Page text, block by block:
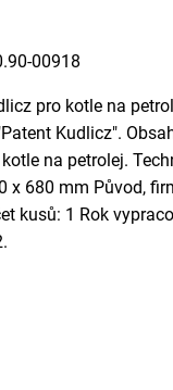
00918
pro kotle na
Kudlicz".
na petrolej.
x 680 mm Původ,
kusů: 1 Rok